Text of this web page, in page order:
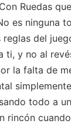
Ruedas
es ninguna
del
ti, y no al
la falta de
todo a
rincón